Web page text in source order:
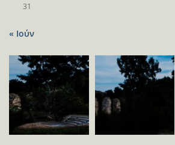
31
« Ιούν